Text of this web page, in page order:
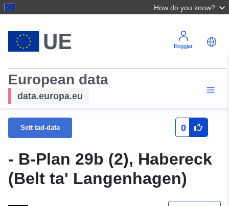
How do you know?
Illoggjar
European data
data.europa.eu
Sett tad-data 0
- B-Plan 29b (2), Habereck
(Belt ta' Langenhagen)